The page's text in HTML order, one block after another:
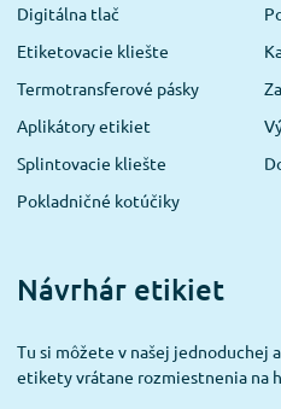
Digitálna tlač
Etiketovacie kliešte
Termotransferové pásky
Aplikátory etikiet
Splintovacie kliešte
Pokladničné kotúčiky
Návrhár etikiet
Tu si môžete v našej jednoduchej
etikety vrátane rozmiestnenia na